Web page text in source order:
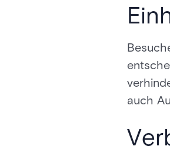
auch